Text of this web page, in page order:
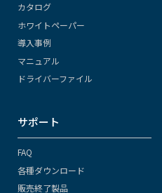
カタログ
ホワイトペーパー
導入事例
マニュアル
ドライバーファイル
サポート
FAQ
各種ダウンロード
販売終了製品